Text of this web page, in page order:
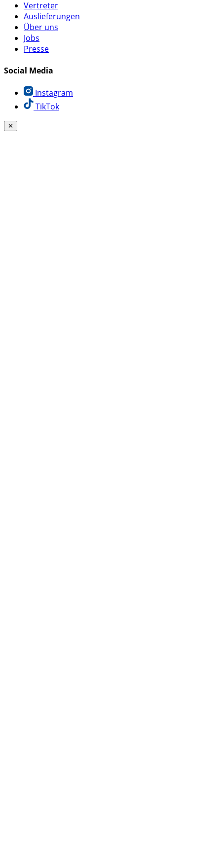
Vertreter
Auslieferungen
Über uns
Jobs
Presse
Social Media
Instagram
TikTok
✕